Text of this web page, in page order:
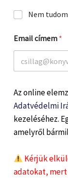
Nem
Email címem *
Az online
Adatvédelmi
kezeléséhez.
amelyről
Kérjük
adatokat,